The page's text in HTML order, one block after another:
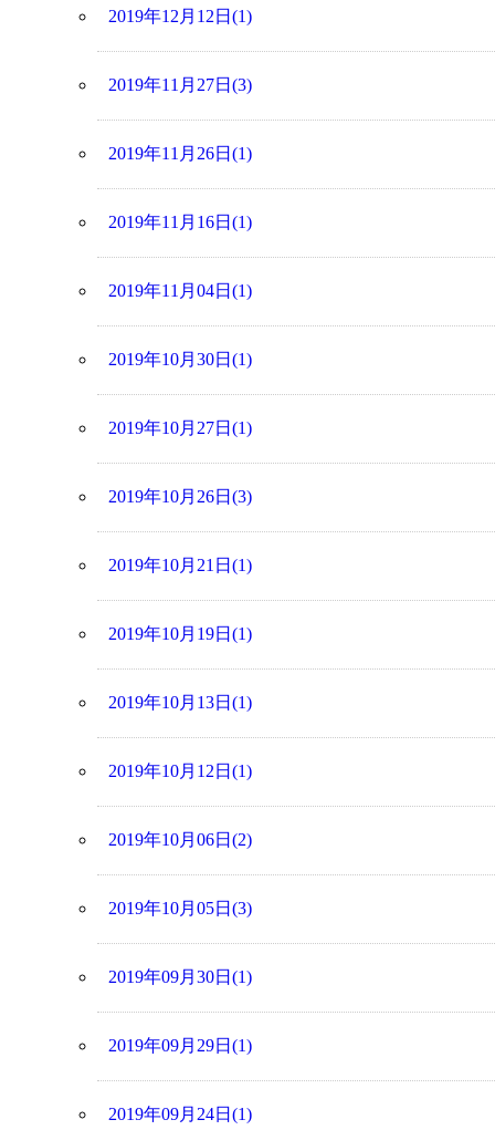
2019年12月12日(1)
2019年11月27日(3)
2019年11月26日(1)
2019年11月16日(1)
2019年11月04日(1)
2019年10月30日(1)
2019年10月27日(1)
2019年10月26日(3)
2019年10月21日(1)
2019年10月19日(1)
2019年10月13日(1)
2019年10月12日(1)
2019年10月06日(2)
2019年10月05日(3)
2019年09月30日(1)
2019年09月29日(1)
2019年09月24日(1)